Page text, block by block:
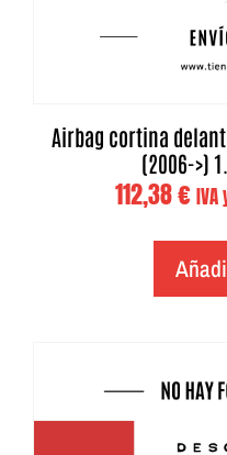
Airbag cortina
(2006->)
112,38€